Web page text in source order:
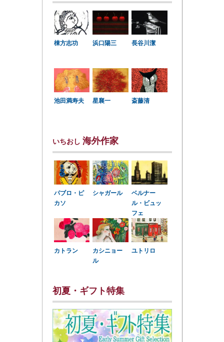
棟方志功 浜口陽三 長谷川潔
池田満寿夫 星襄一 斎藤清
いちおし 海外作家
パブロ・ピ
カソ
シャガール
ベルナー
ル・ビュッ
フェ
カトラン
カシニョー
ル
ユトリロ
初夏・ギフト特集